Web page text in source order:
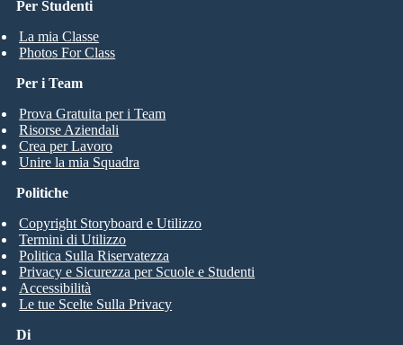
Per Studenti
La mia Classe
Photos For Class
Per i Team
Prova Gratuita per i Team
Risorse Aziendali
Crea per Lavoro
Unire la mia Squadra
Di
Politiche
Copyright Storyboard e Utilizzo
Termini di Utilizzo
Politica Sulla Riservatezza
Privacy e Sicurezza per Scuole e Studenti
Accessibilità
Le tue Scelte Sulla Privacy